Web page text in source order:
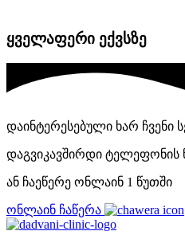
ყველაფერი ექვსზე
დაინტერესებული ხარ ჩვენი
დაგვიკავშირდი ტელეფონის
ან ჩაეწერე ონლაინ 1 წუთში
ონლაინ ჩაწერა